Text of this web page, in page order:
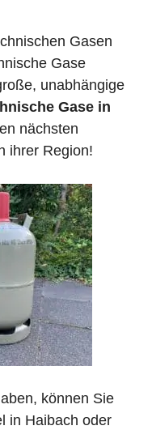
Gasen
Gase
unabhängige
Gase in
nächsten
ihrer Region!
können Sie
in Haibach oder